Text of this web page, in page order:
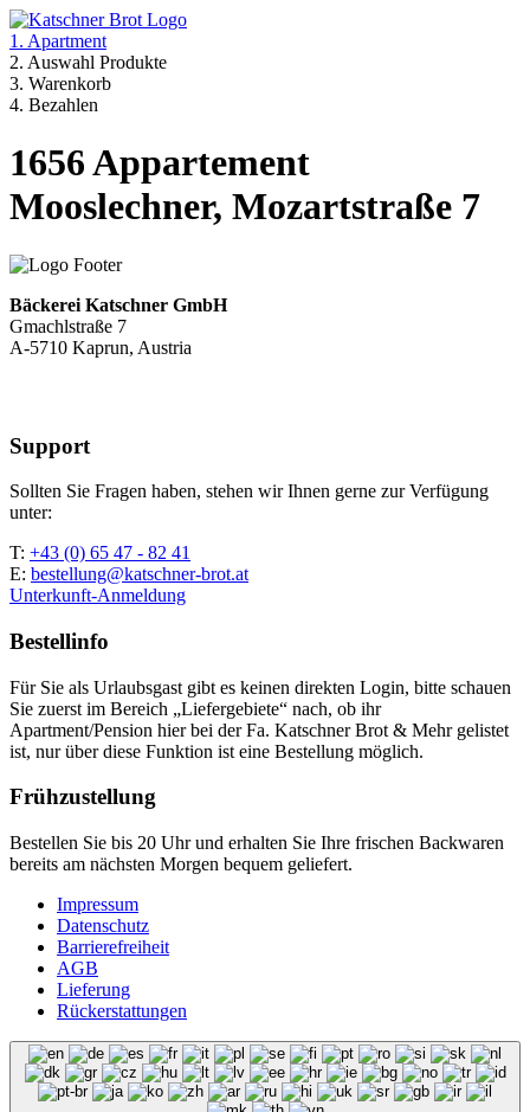
1. Apartment
2. Auswahl Produkte
3. Warenkorb
4. Bezahlen
1656 Appartement
Mooslechner, Mozartstraße 7
Bäckerei Katschner GmbH
Gmachlstraße 7
A-5710 Kaprun, Austria
Support
Sollten Sie Fragen haben, stehen wir Ihnen gerne zur Verfügung
unter:
T: +43 (0) 65 47 - 82 41
E: bestellung@katschner-brot.at
Unterkunft-Anmeldung
Bestellinfo
Für Sie als Urlaubsgast gibt es keinen direkten Login, bitte schauen
Sie zuerst im Bereich „Liefergebiete“ nach, ob ihr
Apartment/Pension hier bei der Fa. Katschner Brot & Mehr gelistet
ist, nur über diese Funktion ist eine Bestellung möglich.
Frühzustellung
Bestellen Sie bis 20 Uhr und erhalten Sie Ihre frischen Backwaren
bereits am nächsten Morgen bequem geliefert.
Impressum
Datenschutz
Barrierefreiheit
AGB
Lieferung
Rückerstattungen